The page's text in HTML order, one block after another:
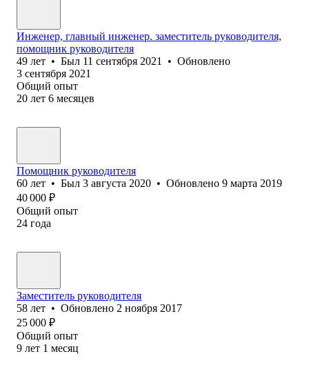
Инженер, главный инженер. заместитель руководителя,
помощник руководителя
49 лет • Был 11 сентября 2021 • Обновлено
3 сентября 2021
Общий опыт
20 лет 6 месяцев
Помощник руководителя
60 лет • Был 3 августа 2020 • Обновлено 9 марта 2019
40 000 ₽
Общий опыт
24 года
Заместитель руководителя
58 лет • Обновлено 2 ноября 2017
25 000 ₽
Общий опыт
9 лет 1 месяц